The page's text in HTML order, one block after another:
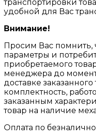
транспортировки
удобной для Вас
Внимание!
Просим Вас помнить,
параметры и
приобретаемого
менеджера до
доставке
комплектность,
заказанным
товар на наличие
Оплата по